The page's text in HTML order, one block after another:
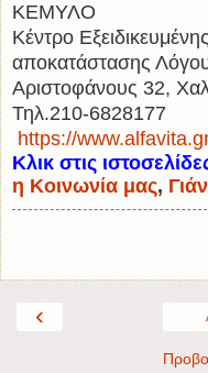
ΚΕΜΥΛΟ
Κέντρο
αποκατάστασης
Αριστοφάνους 32,
Τηλ.210-6828177
https://
Κλικ στις
η Κοινωνία μας,
‹